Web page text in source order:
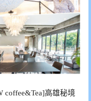
coffee&Tea]高雄秘境